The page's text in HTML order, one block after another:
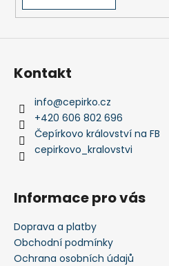
Kontakt
info@cepirko.cz
+420 606 802 696
Čepírkovo království na FB
cepirkovo_kralovstvi
Informace pro vás
Doprava a platby
Obchodní podmínky
Ochrana osobních údajů